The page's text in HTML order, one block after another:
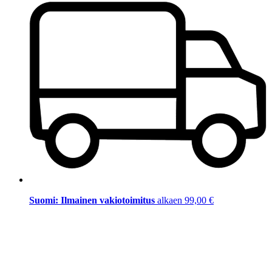
Suomi: Ilmainen vakiotoimitus alkaen 99,00 €